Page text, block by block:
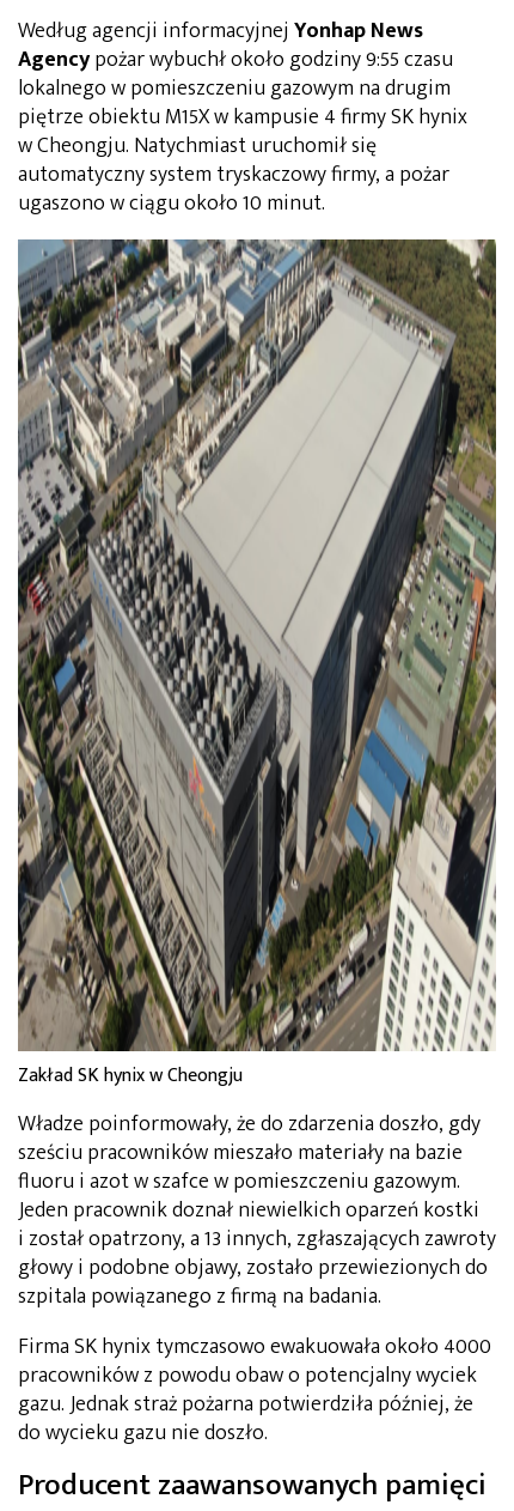
Według agencji informacyjnej Yonhap News
Agencypożar wybuchł około godziny 9:55 czasu
lokalnego w pomieszczeniu gazowym na drugim
piętrze obiektu M15X w kampusie 4 firmy SK hynix
w Cheongju. Natychmiast uruchomił się
automatyczny system tryskaczowy firmy, a pożar
ugaszono w ciągu około 10 minut.
Zakład SK hynix w Cheongju
Władze poinformowały, że do zdarzenia doszło, gdy
sześciu pracowników mieszało materiały na bazie
fluoru i azot w szafce w pomieszczeniu gazowym.
Jeden pracownik doznał niewielkich oparzeń kostki
i został opatrzony, a 13 innych, zgłaszających zawroty
głowy i podobne objawy, zostało przewiezionych do
szpitala powiązanego z firmą na badania.
Firma SK hynix tymczasowo ewakuowała około 4000
pracowników z powodu obaw o potencjalny wyciek
gazu. Jednak straż pożarna potwierdziła później, że
do wycieku gazu nie doszło.
Producent zaawansowanych pamięci